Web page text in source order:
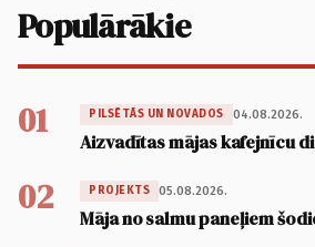
Populārākie
01 PILSĒTĀS UN NOVADOS 04.08.2026.
Aizvadītas mājas kafejnīcu
02 PROJEKTS 05.08.2026.
Māja no salmu paneļiem